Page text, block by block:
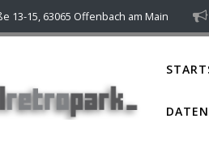
13-15, 63065 Offenbach am Main